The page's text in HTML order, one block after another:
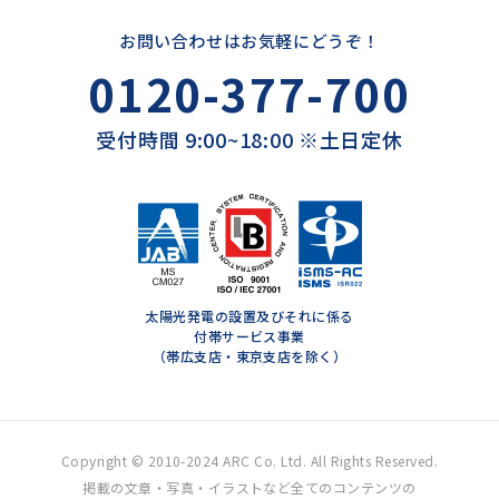
お問い合わせはお気軽にどうぞ！
0120-377-700
受付時間 9:00~18:00 ※土日定休
太陽光発電の設置及びそれに係る
付帯サービス事業
（帯広支店・東京支店を除く）
Copyright © 2010-2024 ARC Co. Ltd. All Rights Reserved.
掲載の文章・写真・イラストなど全てのコンテンツの